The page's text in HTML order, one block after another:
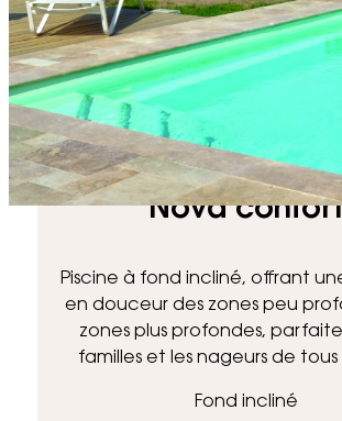
Accueil Piscines Nova
Nova
Piscine à fond incliné, offrant
en douceur des zones peu
zones plus profondes,
familles et les nageurs de tous
Fond incliné